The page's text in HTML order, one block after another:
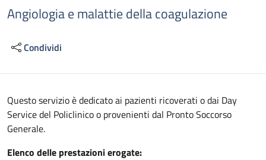
Angiologia e malattie della coagulazione
Condividi
Descrizione
Questo servizio è dedicato ai pazienti ricoverati o dai Day
Service del Policlinico o provenienti dal Pronto Soccorso
Generale.
Elenco delle prestazioni erogate: